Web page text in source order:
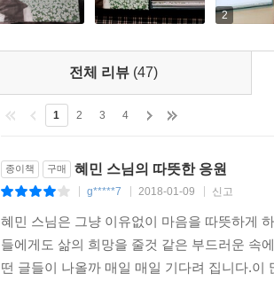
2
전체 리뷰 (47)
1 2 3 4
종이책 구매 혜민 스님의 따뜻한 응원
g*****7 2018-01-09 신고
혜민 스님은 그냥 이유없이 마음을 따뜻하게
들에게도 삶의 희망을 줄것 같은 부드러운 속
떤 글들이 나올까 매일 매일 기다려 집니다.